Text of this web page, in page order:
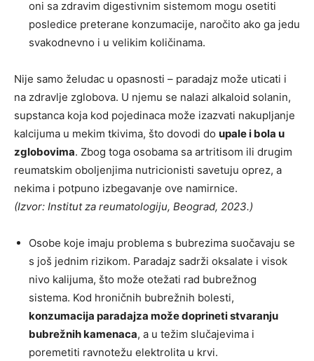
oni sa zdravim digestivnim sistemom mogu osetiti
posledice preterane konzumacije, naročito ako ga jedu
svakodnevno i u velikim količinama.
Nije samo želudac u opasnosti – paradajz može uticati i
na zdravlje zglobova. U njemu se nalazi alkaloid solanin,
supstanca koja kod pojedinaca može izazvati nakupljanje
kalcijuma u mekim tkivima, što dovodi do upale i bola u
zglobovima. Zbog toga osobama sa artritisom ili drugim
reumatskim oboljenjima nutricionisti savetuju oprez, a
nekima i potpuno izbegavanje ove namirnice.
(Izvor: Institut za reumatologiju, Beograd, 2023.)
Osobe koje imaju problema s bubrezima suočavaju se
s još jednim rizikom. Paradajz sadrži oksalate i visok
nivo kalijuma, što može otežati rad bubrežnog
sistema. Kod hroničnih bubrežnih bolesti,
konzumacija paradajza može doprineti stvaranju
bubrežnih kamenaca, a u težim slučajevima i
poremetiti ravnotežu elektrolita u krvi.